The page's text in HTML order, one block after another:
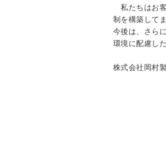
私たちはお
制を構築して
今後は、さら
環境に配慮し
株式会社岡村